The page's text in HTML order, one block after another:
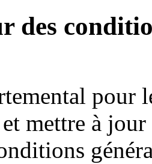
des
pour
mettre à jour